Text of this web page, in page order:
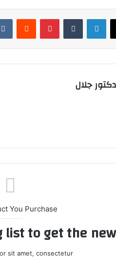
X لينكدإن بينتيريست
جلال
You Purchase
to get the
sit amet, consectetur.